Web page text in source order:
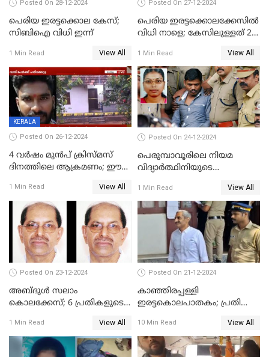
Posted On 28-12-2024
പെരിയ ഇരട്ടക്കൊല കേസ്;
സിബിഐ വിധി ഇന്ന്
1 Min Read View All
Posted On 27-12-2024
പെരിയ ഇരട്ടക്കൊലക്കേസില്‍
വിധി നാളെ; കേസിലുള്ളത് 24
1 Min Read View All
KERALA
Posted On 26-12-2024
4 വർഷം മുൻപ് ക്രിസ്മസ്
ദിനത്തിലെ ആക്രമണം; ഈ
ചോദിക്കാനെത്തി, 2 പേർ
കുത്തേറ്റു മരിച്ചു
1 Min Read View All
Posted On 24-12-2024
പെരുമ്പാവൂരിലെ നിയമ
വിദ്യാര്‍ത്ഥിനിയുടെ
അമീറുള്‍ ഇസ്ലാമിന്റെ
മനോനിലയില്‍ കുഴപ്പമില്ലെന്ന്
റിപ്പോര്‍ട്ട്
1 Min Read View All
Posted On 23-12-2024
അബ്ദുള്‍ സലാം
കൊലക്കേസ്‌; 6 പ്രതികളുടെ
1 Min Read View All
Posted On 21-12-2024
കാഞ്ഞിരപ്പള്ളി
ഇരട്ടകൊലപാതകം; പ്രതി
ജീവപര്യന്തം
10 Min Read View All